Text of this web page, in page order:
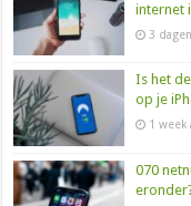
internet
3
Is het
op je
1 week
070